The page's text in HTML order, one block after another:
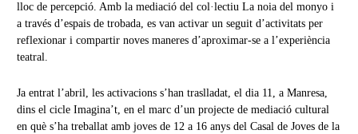
lloc de percepció. Amb la mediació del col·lectiu La noia del monyo i
a través d’espais de trobada, es van activar un seguit d’activitats per
reflexionar i compartir noves maneres d’aproximar-se a l’experiència
teatral.
Ja entrat l’abril, les activacions s’han traslladat, el dia 11, a Manresa,
dins el cicle Imagina’t, en el marc d’un projecte de mediació cultural
en què s’ha treballat amb joves de 12 a 16 anys del Casal de Joves de la